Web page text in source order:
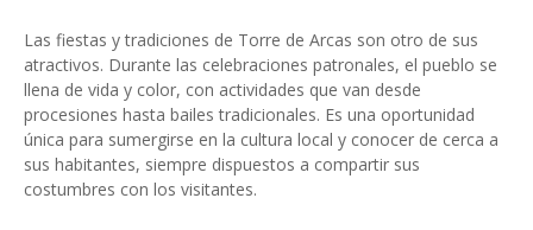
Las fiestas y tradiciones de Torre de Arcas son otro de sus
atractivos. Durante las celebraciones patronales, el pueblo se
llena de vida y color, con actividades que van desde
procesiones hasta bailes tradicionales. Es una oportunidad
única para sumergirse en la cultura local y conocer de cerca a
sus habitantes, siempre dispuestos a compartir sus
costumbres con los visitantes.